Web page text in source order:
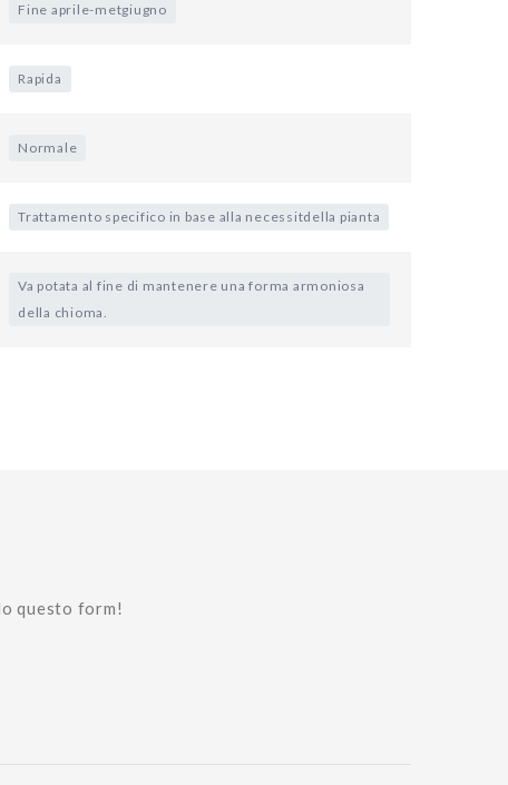
Fine aprile-metgiugno
Rapida
Normale
Trattamento specifico in base alla necessitdella pianta
Va potata al fine di mantenere una forma armoniosa
della chioma.
questo form!